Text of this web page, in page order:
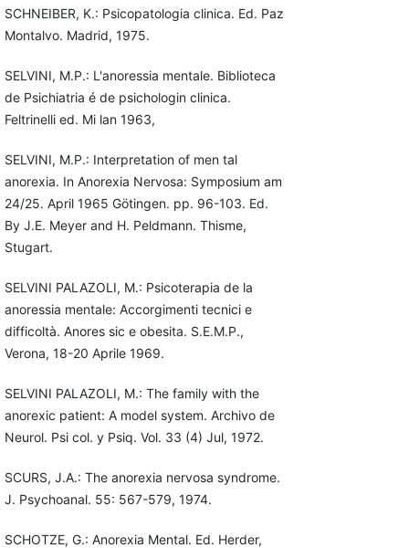
SCHNEIBER, K.: Psicopatologia clinica. Ed. Paz
Montalvo. Madrid, 1975.
SELVINI, M.P.: L'anoressia mentale. Biblioteca
de Psichiatria é de psichologin clinica.
Feltrinelli ed. Mi lan 1963,
SELVINI, M.P.: Interpretation of men tal
anorexia. In Anorexia Nervosa: Symposium am
24/25. April 1965 Götingen. pp. 96-103. Ed.
By J.E. Meyer and H. Peldmann. Thisme,
Stugart.
SELVINI PALAZOLI, M.: Psicoterapia de la
anoressia mentale: Accorgimenti tecnici e
difficoltà. Anores sic e obesita. S.E.M.P.,
Verona, 18-20 Aprile 1969.
SELVINI PALAZOLI, M.: The family with the
anorexic patient: A model system. Archivo de
Neurol. Psi col. y Psiq. Vol. 33 (4) Jul, 1972.
SCURS, J.A.: The anorexia nervosa syndrome.
J. Psychoanal. 55: 567-579, 1974.
SCHOTZE, G.: Anorexia Mental. Ed. Herder,